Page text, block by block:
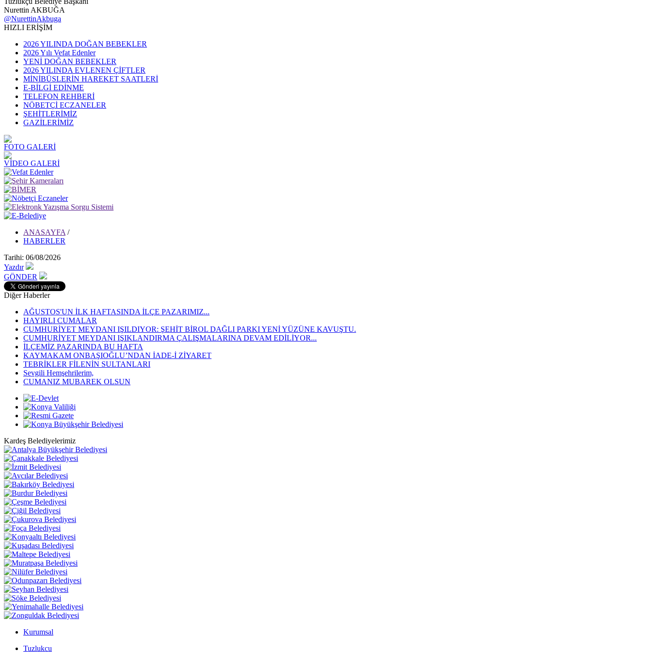
Nurettin AKBUĞA
@NurettinAkbuga
HIZLI ERİŞİM
2026 YILINDA DOĞAN BEBEKLER
2026 Yılı Vefat Edenler
YENİ DOĞAN BEBEKLER
2026 YILINDA EVLENEN ÇİFTLER
MİNİBÜSLERİN HAREKET SAATLERİ
E-BİLGİ EDİNME
TELEFON REHBERİ
NÖBETÇİ ECZANELER
ŞEHİTLERİMİZ
GAZİLERİMİZ
FOTO GALERİ
VİDEO GALERİ
ANASAYFA /
HABERLER
Tarihi: 06/08/2026
Yazdır
GÖNDER
Diğer Haberler
AĞUSTOS'UN İLK HAFTASINDA İLÇE PAZARIMIZ...
HAYIRLI CUMALAR
CUMHURİYET MEYDANI IŞILDIYOR: ŞEHİT BİROL DAĞLI PARKI YENİ YÜZÜNE KAVUŞTU.
CUMHURİYET MEYDANI IŞIKLANDIRMA ÇALIŞMALARINA DEVAM EDİLİYOR...
İLÇEMİZ PAZARINDA BU HAFTA
KAYMAKAM ONBAŞIOĞLU’NDAN İADE-İ ZİYARET
TEBRİKLER FİLENİN SULTANLARI
Sevgili Hemşehrilerim,
CUMANIZ MUBAREK OLSUN
Kardeş Belediyelerimiz
Kurumsal
Tuzlukcu